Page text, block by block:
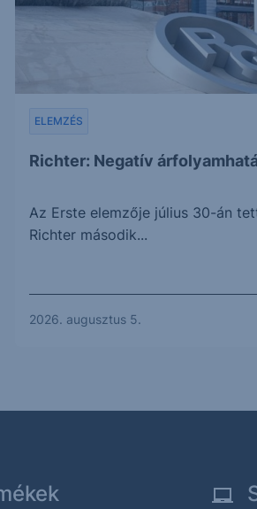
Richter: Negatív
ELEMZÉS
Az Erste elemzője július 30-án
Richter második...
2026. augusztus 5.